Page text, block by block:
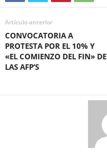
Artículo anterior
CONVOCATORIA A
PROTESTA POR EL 10% Y
«EL COMIENZO DEL FIN» DE
LAS AFP’S